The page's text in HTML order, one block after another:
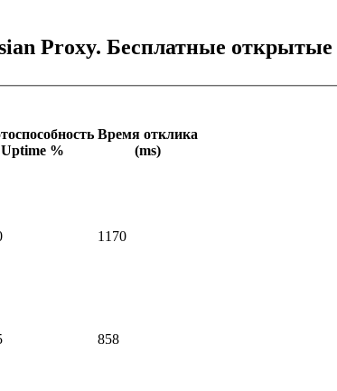
Proxy. Бесплатные
Uptime %
Время отклика
(ms)
1170
858